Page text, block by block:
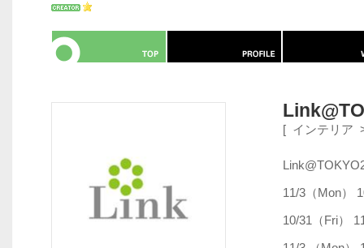
[ インテリア
11/3（Mon）
10/31（Fri）